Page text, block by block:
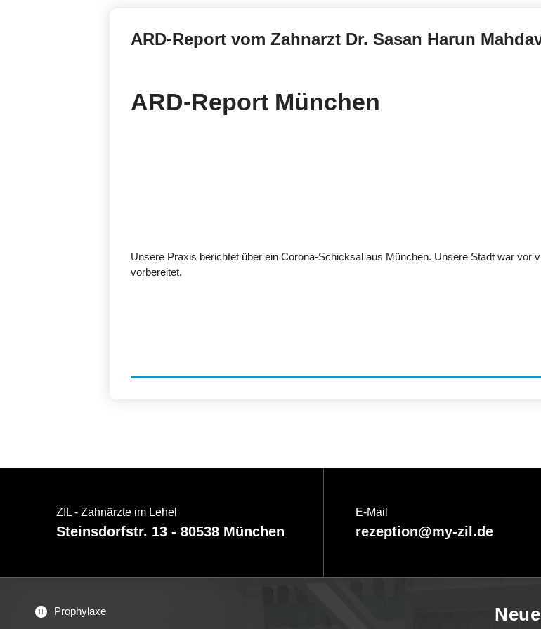
ARD-Report vom Zahnarzt Dr. Sasan Harun
ARD-Report München
Unsere Praxis berichtet über ein Corona-Schicksal aus München. Unsere Stadt war vor
vorbereitet.
ZIL - Zahnärzte im Lehel
Steinsdorfstr. 13 - 80538 München
E-Mail
rezeption@my-zil.de
Prophylaxe